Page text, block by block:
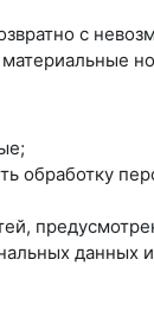
с
обработку
данных